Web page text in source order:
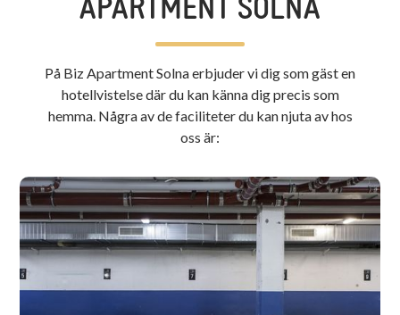
APARTMENT SOLNA
På Biz Apartment Solna erbjuder vi dig som gäst en
hotellvistelse där du kan känna dig precis som
hemma. Några av de faciliteter du kan njuta av hos
oss är: